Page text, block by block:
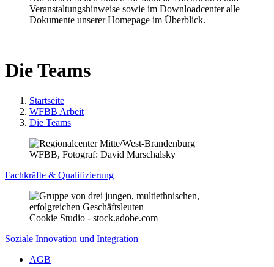
Veranstaltungshinweise sowie im Downloadcenter alle
Dokumente unserer Homepage im Überblick.
Die Teams
Startseite
WFBB Arbeit
Die Teams
WFBB, Fotograf: David Marschalsky
Fachkräfte & Qualifizierung
Cookie Studio - stock.adobe.com
Soziale Innovation und Integration
AGB